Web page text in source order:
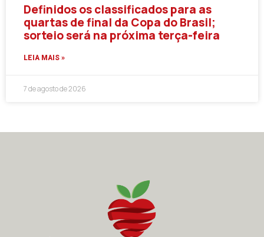
Definidos os classificados para as
quartas de final da Copa do Brasil;
sorteio será na próxima terça-feira
LEIA MAIS »
7 de agosto de 2026